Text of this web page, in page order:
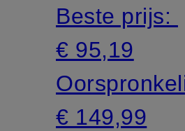
alpaca
Beste prijs:
€ 95,19
€ 149,99